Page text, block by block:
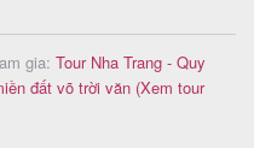
gia: Tour Nha Trang - Quy
đất võ trời văn (Xem tour